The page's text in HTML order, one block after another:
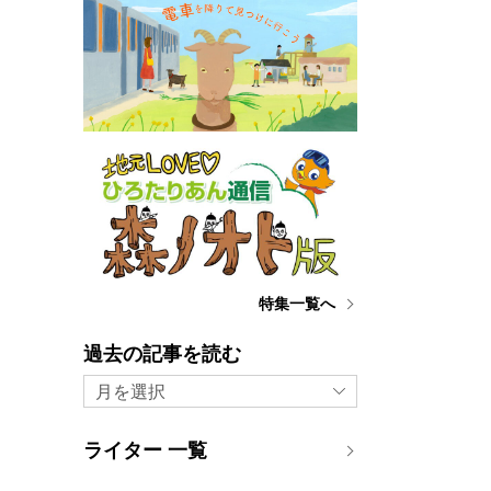
特集一覧へ
過去の記事を読む
月を選択
ライター 一覧